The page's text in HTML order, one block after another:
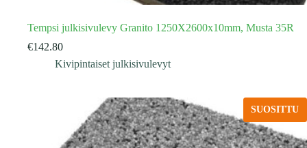
Tempsi julkisivulevy Granito 1250X2600x10mm, Musta 35R
€142.80
Kivipintaiset julkisivulevyt
SUOSITTU